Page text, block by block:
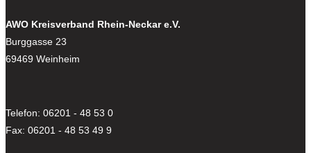
AWO Kreisverband Rhein-Neckar e.V.
Burggasse 23
69469 Weinheim
Telefon: 06201 - 48 53 0
Fax: 06201 - 48 53 49 9